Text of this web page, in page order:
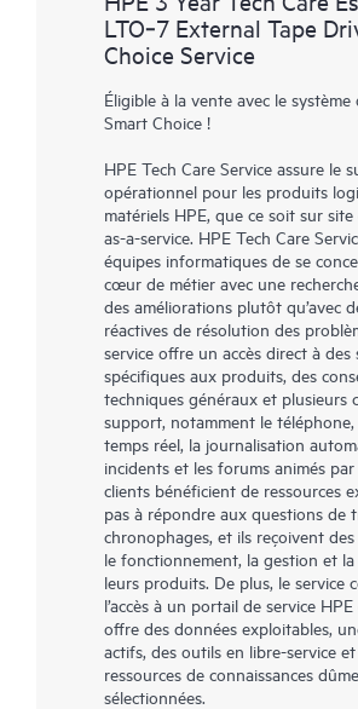
LTO‑7 External Tape
Choice Service
Éligible à la vente avec le système
Smart Choice !
HPE Tech Care Service assure le
opérationnel pour les produits
matériels HPE, que ce soit sur
as-a-service. HPE Tech Care
équipes informatiques de se
cœur de métier avec une
des améliorations plutôt qu’avec
réactives de résolution des
service offre un accès direct à des
spécifiques aux produits, des
techniques généraux et plusieurs
support, notamment le téléphone,
temps réel, la journalisation
incidents et les forums animés par
clients bénéficient de ressources
pas à répondre aux questions de
chronophages, et ils reçoivent
le fonctionnement, la gestion et
leurs produits. De plus, le service
l’accès à un portail de service
offre des données exploitables,
actifs, des outils en libre-service
ressources de connaissances
sélectionnées.